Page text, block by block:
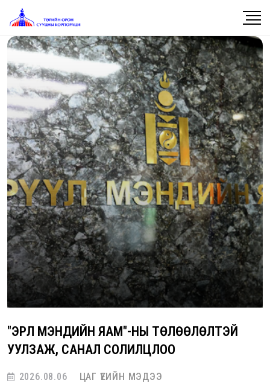
"ЭРҮҮЛ МЭНДИЙН ЯАМ"-НЫ ТӨЛӨӨЛӨЛТЭЙ
УУЛЗАЖ, САНАЛ СОЛИЛЦЛОО
2026.08.06 ЦАГ ҮЕИЙН МЭДЭЭ